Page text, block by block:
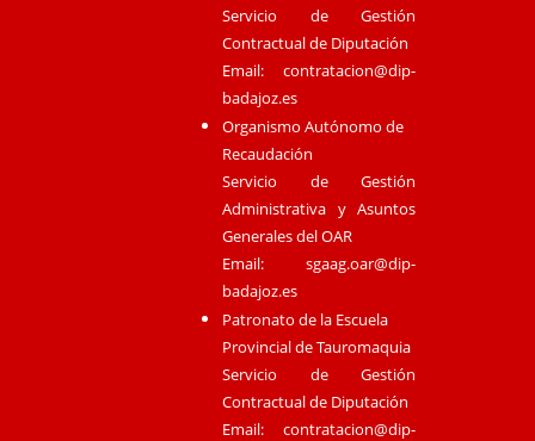
Servicio de Gestión
Contractual de Diputación
Email:contratacion@dip-
badajoz.es
Organismo Autónomo de
Recaudación
Servicio de Gestión
Administrativa y Asuntos
Generales del OAR
Email:sgaag.oar@dip-
badajoz.es
Patronato de la Escuela
Provincial de Tauromaquia
Servicio de Gestión
Contractual de Diputación
Email:contratacion@dip-